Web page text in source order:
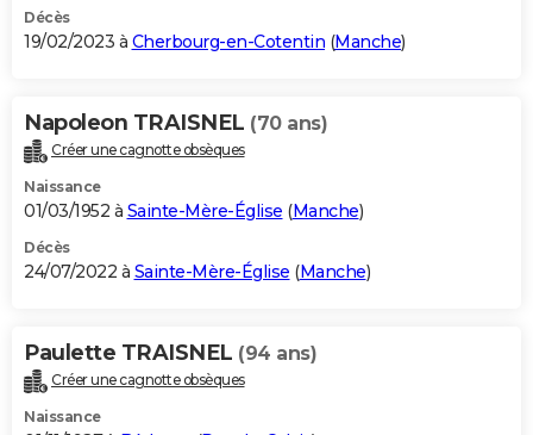
Décès
19/02/2023 à Cherbourg-en-Cotentin (Manche)
Napoleon TRAISNEL (70 ans)
Créer une cagnotte obsèques
Naissance
01/03/1952 à Sainte-Mère-Église (Manche)
Décès
24/07/2022 à Sainte-Mère-Église (Manche)
Paulette TRAISNEL (94 ans)
Créer une cagnotte obsèques
Naissance